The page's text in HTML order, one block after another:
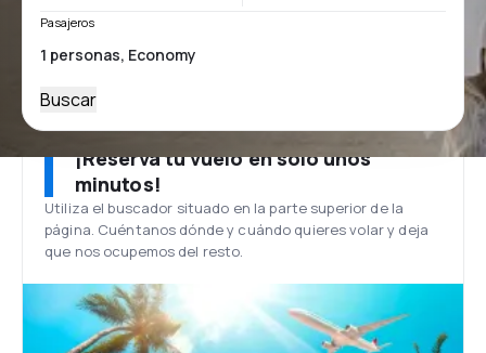
Pasajeros
Buscar
¡Reserva tu vuelo en solo unos
minutos!
Utiliza el buscador situado en la parte superior de la
página. Cuéntanos dónde y cuándo quieres volar y deja
que nos ocupemos del resto.